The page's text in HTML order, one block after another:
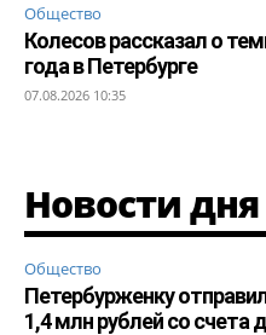
Общество
Колесов рассказал о
года в Петербурге
07.08.2026 10:35
Новости дня
Общество
Петербурженку
1,4 млн рублей со счета